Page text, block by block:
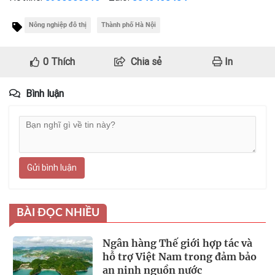
Nông nghiệp đô thị Thành phố Hà Nội
0Thích Chia sẻ In
Bình luận
Gửi bình luận
BÀI ĐỌC NHIỀU
Ngân hàng Thế giới hợp tác và
hỗ trợ Việt Nam trong đảm bảo
an ninh nguồn nước